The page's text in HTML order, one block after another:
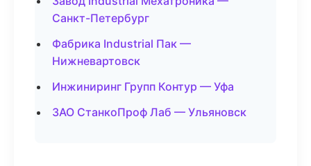
Санкт-Петербург
Фабрика Industrial Пак —
Нижневартовск
Инжиниринг Групп Контур — Уфа
ЗАО СтанкоПроф Лаб — Ульяновск